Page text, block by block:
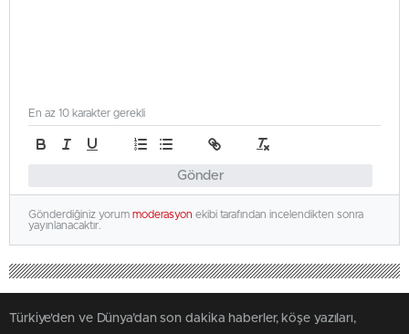
Gönder
En az 10 karakter gerekli
Gönderdiğiniz yorum moderasyon ekibi tarafından incelendikten sonra
yayınlanacaktır.
Türkiye'den ve Dünya’dan son dakika haberler, köşe yazıları,